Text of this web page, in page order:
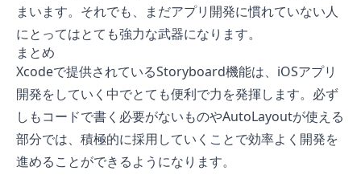
まいます。それでも、まだアプリ開発に慣れていない人
にとってはとても強力な武器になります。
まとめ
Xcodeで提供されているStoryboard機能は、iOSアプリ
開発をしていく中でとても便利で力を発揮します。必ず
しもコードで書く必要がないものやAutoLayoutが使える
部分では、積極的に採用していくことで効率よく開発を
進めることができるようになります。